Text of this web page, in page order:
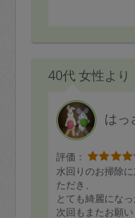
40代 女性より
は
評価：
水回りのお掃除
ただき、
とても綺麗になっ
次回もまたお願い